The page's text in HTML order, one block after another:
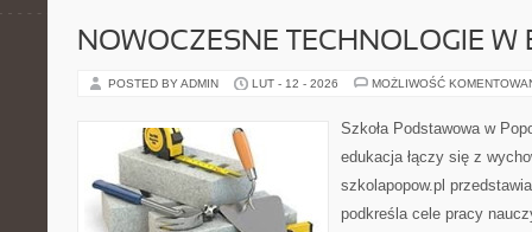
NOWOCZESNE TECHNOLOGIE W
POSTED BY ADMIN LUT - 12 - 2026 MOŻLIWOŚĆ
Szkoła Podstawowa w
edukacja łączy się z
szkolapopow.pl
podkreśla cele pracy